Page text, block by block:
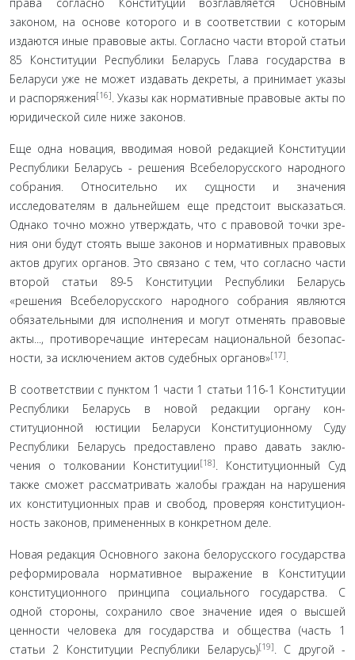
законом, на основе которого и в соответствии с которым
издаются иные право­вые акты. Согласно части второй статьи
85 Конституции Ре­спублики Беларусь Глава государства в
Беларуси уже не мо­жет издавать декреты, а принимает указы
и распоряжения[16]. Указы как нормативные правовые акты по
юридической силе ниже законов.
Еще одна новация, вводимая новой редакцией Консти­туции
Республики Беларусь - решения Всебелорусского на­родного
собрания. Относительно их сущности и значения
исследователям в дальнейшем еще предстоит высказаться.
Однако точно можно утверждать, что с правовой точки зре­
ния они будут стоять выше законов и нормативных право­вых
актов других органов. Это связано с тем, что согласно части
второй статьи 89-5 Конституции Республики Беларусь
«решения Всебелорусского народного собрания являются
обязательными для исполнения и могут отменять правовые
акты..., противоречащие интересам национальной безопас­
ности, за исключением актов судебных органов»[17].
В соответствии с пунктом 1 части 1 статьи 116-1 Консти­туции
Республики Беларусь в новой редакции органу кон­
ституционной юстиции Беларуси Конституционному Суду
Республики Беларусь предоставлено право давать заклю­
чения о толковании Конституции[18]. Конституционный Суд
также сможет рассматривать жалобы граждан на нарушения
их конституционных прав и свобод, проверяя конституцион­
ность законов, примененных в конкретном деле.
Новая редакция Основного закона белорусского государ­ства
реформировала нормативное выражение в Конститу­ции
конституционного принципа социального государства. С
одной стороны, сохранило свое значение идея о высшей
ценности человека для государства и общества (часть 1
статьи 2 Конституции Республики Беларусь)[19]. С другой -